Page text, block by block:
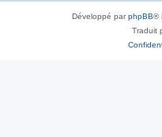
Développé parphpBB®
Traduit